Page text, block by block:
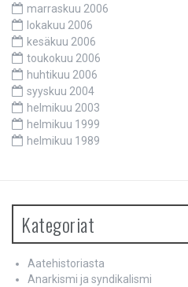
marraskuu 2006
lokakuu 2006
kesäkuu 2006
toukokuu 2006
huhtikuu 2006
syyskuu 2004
helmikuu 2003
helmikuu 1999
helmikuu 1989
Kategoriat
Aatehistoriasta
Anarkismi ja syndikalismi